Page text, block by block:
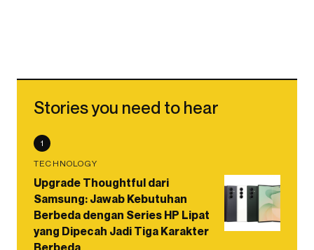
Stories you need to hear
1
TECHNOLOGY
Upgrade Thoughtful dari
Samsung: Jawab Kebutuhan
Berbeda dengan Series HP Lipat
yang Dipecah Jadi Tiga Karakter
Berbeda